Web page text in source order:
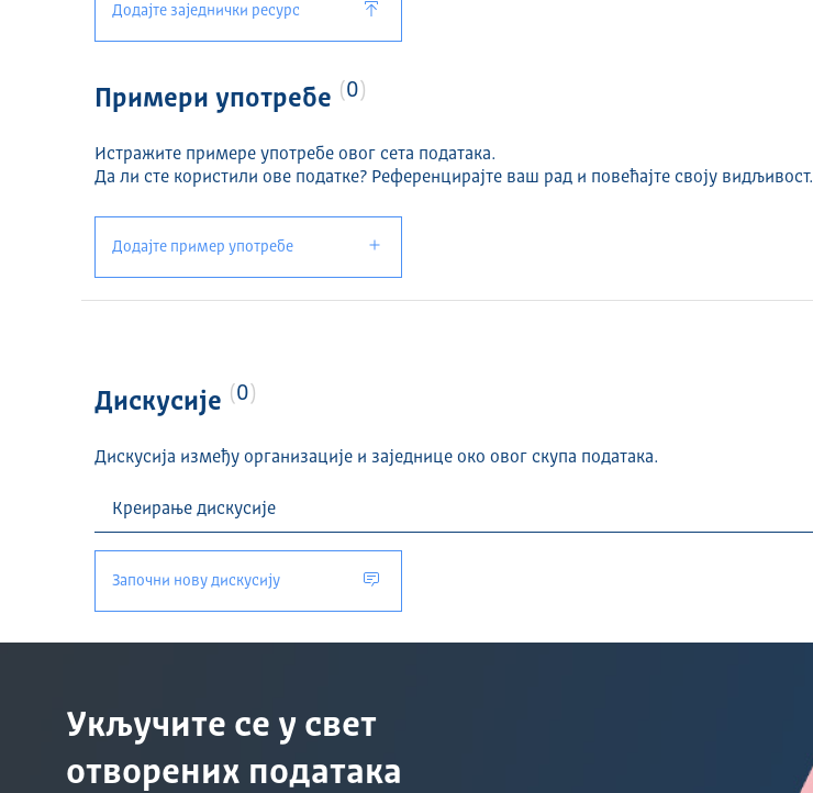
Додајте заједнички ресурс
Примери употребе 0
Истражите примере употребе овог сета података.
Да ли сте користили ове податке? Референцирајте ваш рад и повећајте своју видљивост.
Додајте пример употребе
Дискусије 0
Дискусија између организације и заједнице око овог скупа података.
Започни нову дискусију
Укључите се у свет
отворених података